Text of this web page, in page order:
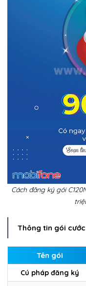
Cách đăng ký gói
Thông tin gói
Tên gói
Cú pháp đăng ký